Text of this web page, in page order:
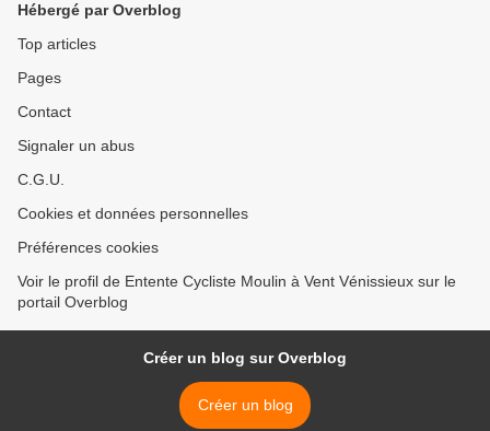
Hébergé par Overblog
Top articles
Pages
Contact
Signaler un abus
C.G.U.
Cookies et données personnelles
Préférences cookies
Voir le profil de Entente Cycliste Moulin à Vent Vénissieux sur le
portail Overblog
Créer un blog sur Overblog
Créer un blog